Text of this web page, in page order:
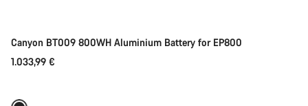
Canyon BT009 800WH Aluminium Battery for EP800
1.033,99 €